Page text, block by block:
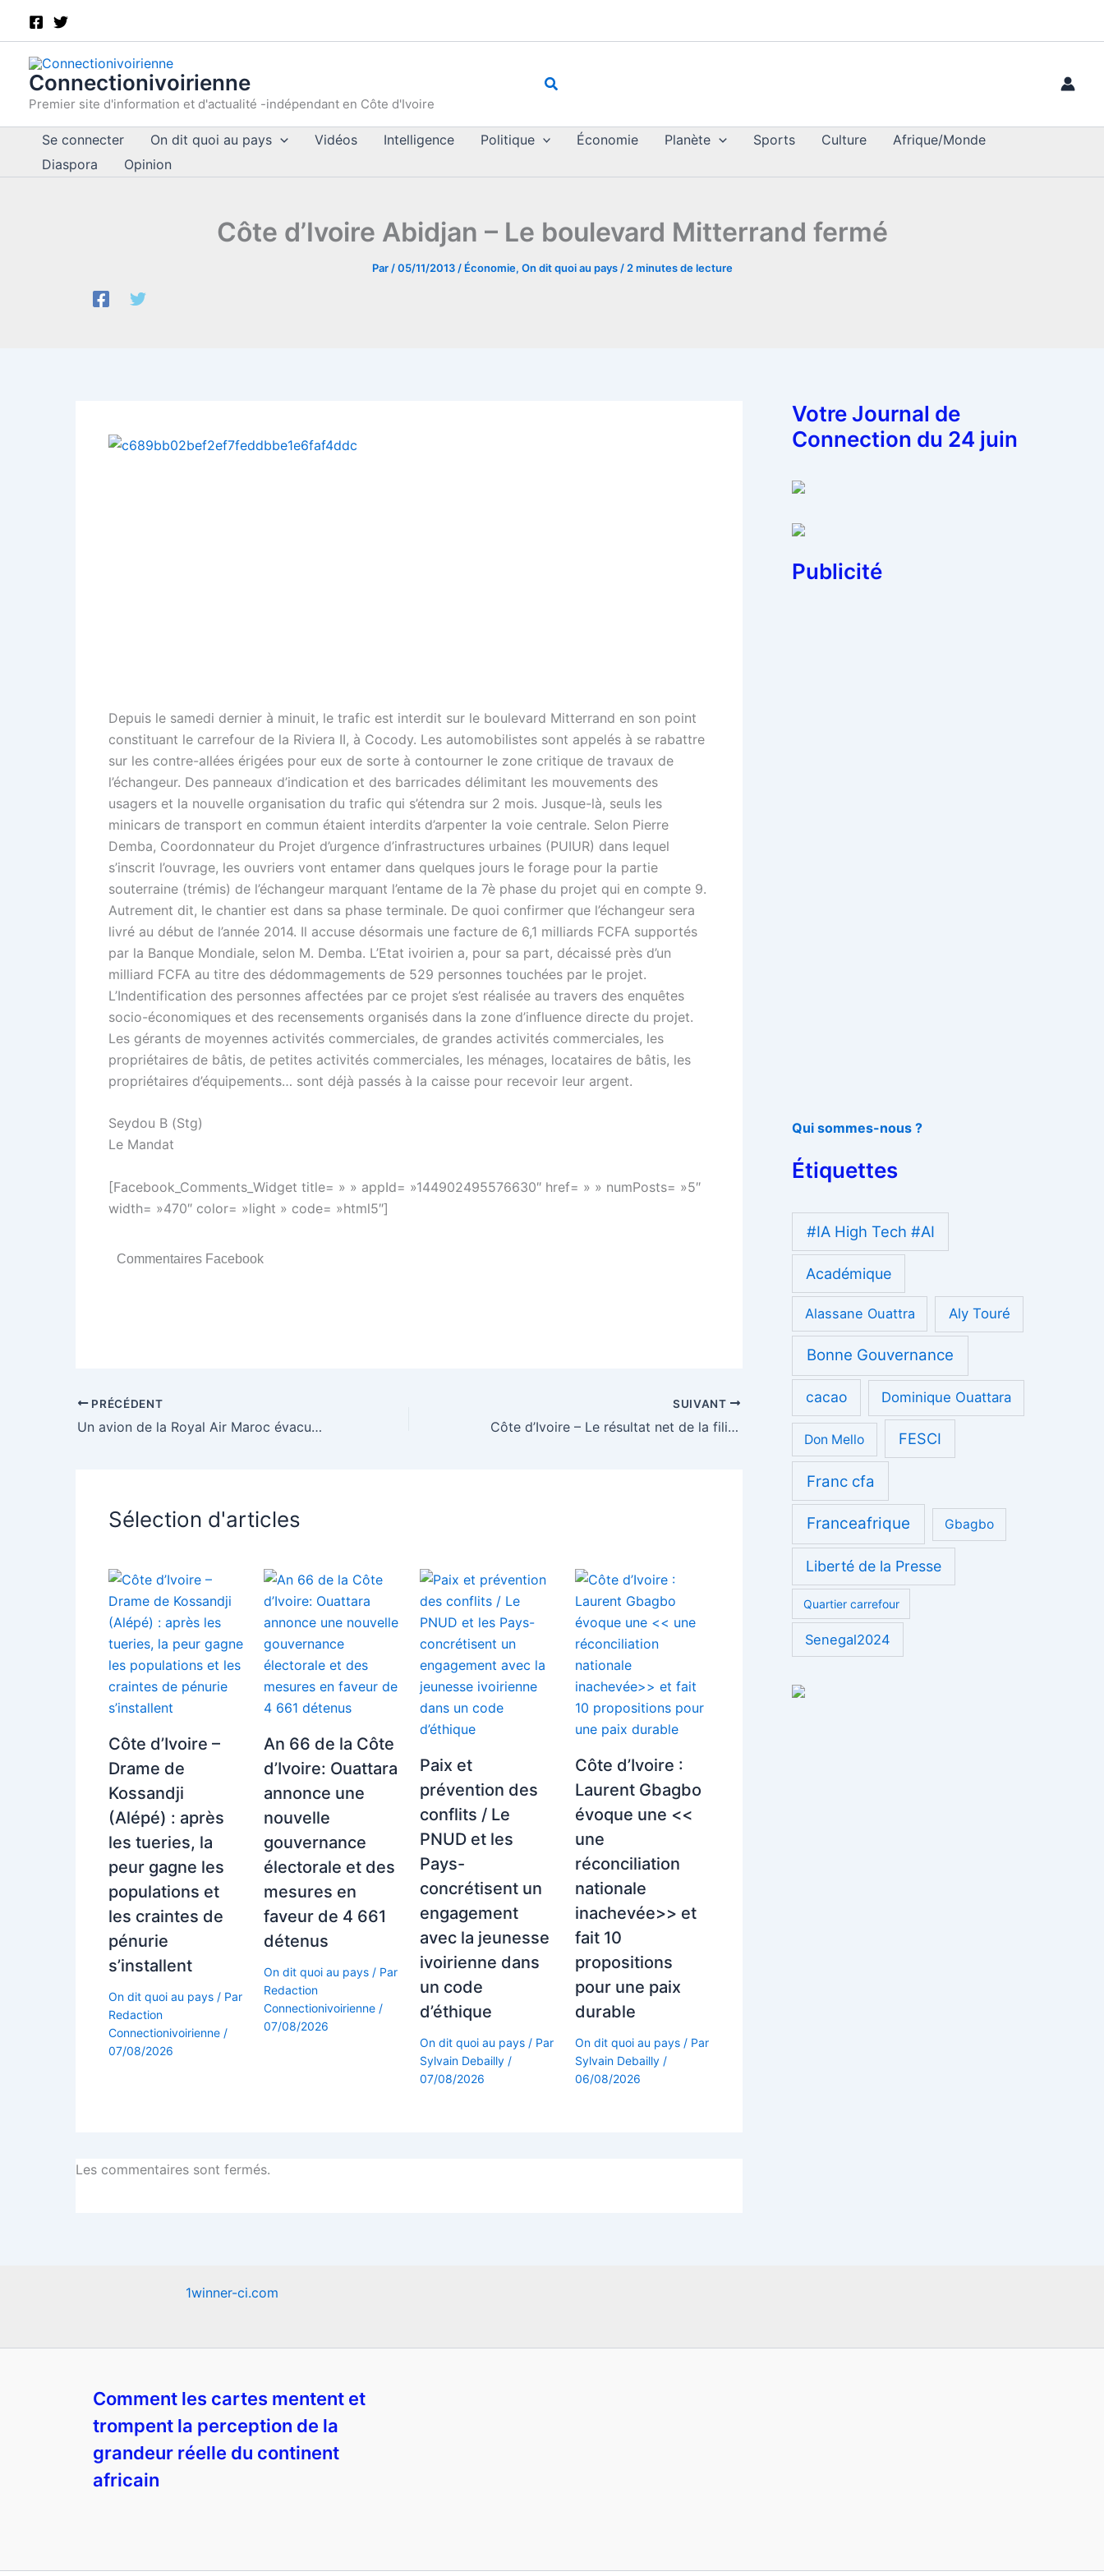
contenu
Connectionivoirienne
Premier site d'information et d'actualité -indépendant en Côte d'Ivoire
Rechercher
Se connecter On dit quoi au pays Vidéos Intelligence Politique Économie Planète Sports Culture
Afrique/Monde
Diaspora
Opinion
Côte d’Ivoire Abidjan – Le boulevard Mitterrand fermé
Par /05/11/2013 / Économie, On dit quoi au pays/ 2 minutes de lecture
Depuis le samedi dernier à minuit, le trafic est interdit sur le boulevard Mitterrand en son point
constituant le carrefour de la Riviera II, à Cocody. Les automobilistes sont appelés à se rabattre
sur les contre-allées érigées pour eux de sorte à contourner le zone critique de travaux de
l’échangeur. Des panneaux d’indication et des barricades délimitant les mouvements des
usagers et la nouvelle organisation du trafic qui s’étendra sur 2 mois. Jusque-là, seuls les
minicars de transport en commun étaient interdits d’arpenter la voie centrale. Selon Pierre
Demba, Coordonnateur du Projet d’urgence d’infrastructures urbaines (PUIUR) dans lequel
s’inscrit l’ouvrage, les ouvriers vont entamer dans quelques jours le forage pour la partie
souterraine (trémis) de l’échangeur marquant l’entame de la 7è phase du projet qui en compte 9.
Autrement dit, le chantier est dans sa phase terminale. De quoi confirmer que l’échangeur sera
livré au début de l’année 2014. Il accuse désormais une facture de 6,1 milliards FCFA supportés
par la Banque Mondiale, selon M. Demba. L’Etat ivoirien a, pour sa part, décaissé près d’un
milliard FCFA au titre des dédommagements de 529 personnes touchées par le projet.
L’Indentification des personnes affectées par ce projet s’est réalisée au travers des enquêtes
socio-économiques et des recensements organisés dans la zone d’influence directe du projet.
Les gérants de moyennes activités commerciales, de grandes activités commerciales, les
propriétaires de bâtis, de petites activités commerciales, les ménages, locataires de bâtis, les
propriétaires d’équipements… sont déjà passés à la caisse pour recevoir leur argent.
Seydou B (Stg)
Le Mandat
[Facebook_Comments_Widget title= » » appId= »144902495576630″ href= » » numPosts= »5″
width= »470″ color= »light » code= »html5″]
Commentaires Facebook
PRÉCÉDENT
Un avion de la Royal Air Maroc évacué d’urgence, 7 passagers légèrement blessés
SUIVANT
Côte d’Ivoire – Le résultat net de la filiale de BNP Paribas en hausse de 99%
Sélection d'articles
Côte d’Ivoire –
Drame de
Kossandji
(Alépé) : après
les tueries, la
peur gagne les
populations et
les craintes de
pénurie
s’installent
On dit quoi au pays / Par
Redaction
Connectionivoirienne /
07/08/2026
An 66 de la Côte
d’Ivoire: Ouattara
annonce une
nouvelle
gouvernance
électorale et des
mesures en
faveur de 4 661
détenus
On dit quoi au pays / Par
Redaction
Connectionivoirienne /
07/08/2026
Paix et
prévention des
conflits / Le
PNUD et les
Pays-
concrétisent un
engagement
avec la jeunesse
ivoirienne dans
un code
d’éthique
On dit quoi au pays/ Par
Sylvain Debailly /
07/08/2026
Côte d’Ivoire :
Laurent Gbagbo
évoque une <<
une
réconciliation
nationale
inachevée>> et
fait 10
propositions
pour une paix
durable
On dit quoi au pays/ Par
Sylvain Debailly /
06/08/2026
Les commentaires sont fermés.
Votre Journal de
Connection du 24 juin
Publicité
Qui sommes-nous ?
Étiquettes
#IA High Tech #AI
Académique
Alassane Ouattra Aly Touré
Bonne Gouvernance
cacao Dominique Ouattara
Don Mello FESCI
Franc cfa
Franceafrique Gbagbo
Liberté de la Presse
Quartier carrefour
Senegal2024
1winner-ci.com
Comment les cartes mentent et
trompent la perception de la
grandeur réelle du continent
africain